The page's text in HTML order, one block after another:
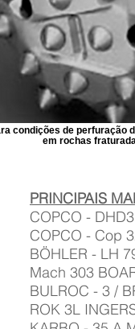
PRINCIPAIS
COPCO -
COPCO - Cop
BÖHLER - LH
Mach 303
BULROC - 3 /
ROK 3L
condições de perfuração
‌‌em rochas